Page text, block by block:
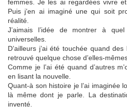
femmes. Je les ai regardées vivre et
Puis j’en ai imaginé une qui soit
réalité.
J’aimais l’idée de montrer à
universelles.
D’ailleurs j’ai été touchée quand
retrouvé quelque chose d’elles-
Comme je l’ai été quand d’autres
en lisant la nouvelle.
Quant-à son histoire je l’ai imaginée
là même dont je parle. La
inventé.